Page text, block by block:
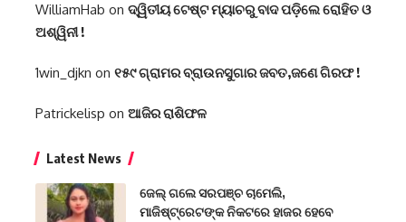
WilliamHab on ଦ୍ୱିତୀୟ ଟେଷ୍ଟ ମ୍ୟାଚରୁ ବାଦ ପଡ଼ିଲେ ରୋହିତ ଓ
ଅଶ୍ୱିନୀ !
1win_djkn on ୧୫୯ ଗ୍ରାମର ବ୍ରାଉନସୁଗାର ଜବତ,ଜଣେ ଗିରଫ !
Patrickelisp on ଆଜିର ରାଶିଫଳ
Latest News
ଜେଲ୍ ଗଲେ ସରପଞ୍ଚ ଚାମେଲି,
ମାଜିଷ୍ଟ୍ରେଟଙ୍କ ନିକଟରେ ହାଜର ହେବେ